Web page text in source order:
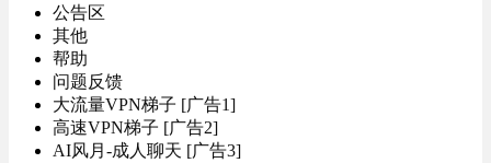
公告区
其他
帮助
问题反馈
大流量VPN梯子 [广告1]
高速VPN梯子 [广告2]
AI风月-成人聊天 [广告3]